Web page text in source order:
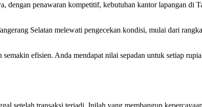
penawaran kompetitif, kebutuhan kantor lapangan di
Selatan melewati pengecekan kondisi, mulai dari
efisien. Anda mendapat nilai sepadan untuk setiap